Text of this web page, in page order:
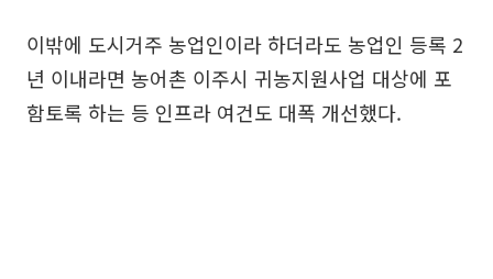
이밖에 도시거주 농업인이라 하더라도 농업인 등록 2
년 이내라면 농어촌 이주시 귀농지원사업 대상에 포
함토록 하는 등 인프라 여건도 대폭 개선했다.